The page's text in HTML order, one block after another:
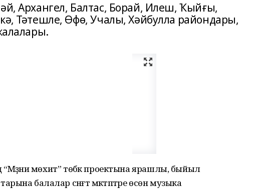
Архангел, Балтас, Борай, Илеш, Ҡыйғы,
Тәтешле, Өфө, Учалы, Хәйбулла райондары,
“Мәҙәни мөхит” төбәк проектына ярашлы, быйыл
балалар сәнғәт мәктәптәре өсөн музыка